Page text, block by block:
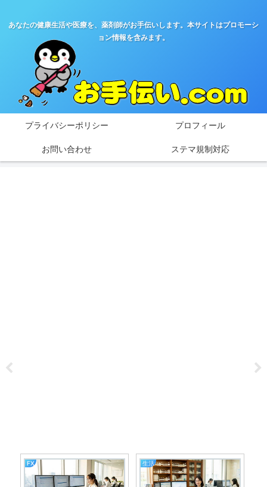
あなたの健康生活や医療を、薬剤師がお手伝いします。本サイトはプロモーシ
ョン情報を含みます。
プライバシーポリシー プロフィール
お問い合わせ ステマ規制対応
FX 生活